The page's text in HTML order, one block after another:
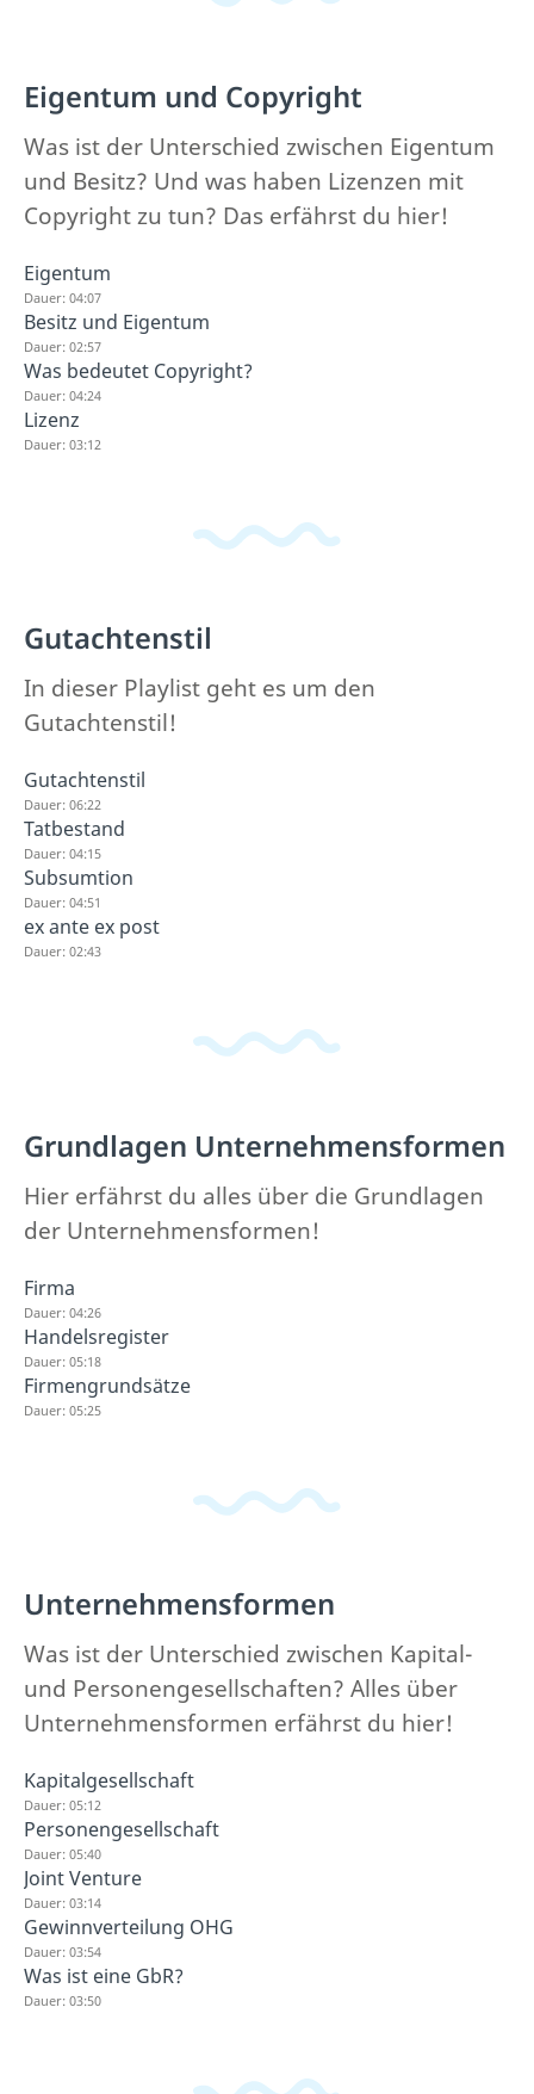
Eigentum und Copyright
Was ist der Unterschied zwischen Eigentum
und Besitz? Und was haben Lizenzen mit
Copyright zu tun? Das erfährst du hier!
Eigentum
Dauer: 04:07
Besitz und Eigentum
Dauer: 02:57
Was bedeutet Copyright?
Dauer: 04:24
Lizenz
Dauer: 03:12
Gutachtenstil
In dieser Playlist geht es um den
Gutachtenstil!
Gutachtenstil
Dauer: 06:22
Tatbestand
Dauer: 04:15
Subsumtion
Dauer: 04:51
ex ante ex post
Dauer: 02:43
Grundlagen Unternehmensformen
Hier erfährst du alles über die Grundlagen
der Unternehmensformen!
Firma
Dauer: 04:26
Handelsregister
Dauer: 05:18
Firmengrundsätze
Dauer: 05:25
Unternehmensformen
Was ist der Unterschied zwischen Kapital-
und Personengesellschaften? Alles über
Unternehmensformen erfährst du hier!
Kapitalgesellschaft
Dauer: 05:12
Personengesellschaft
Dauer: 05:40
Joint Venture
Dauer: 03:14
Gewinnverteilung OHG
Dauer: 03:54
Was ist eine GbR?
Dauer: 03:50